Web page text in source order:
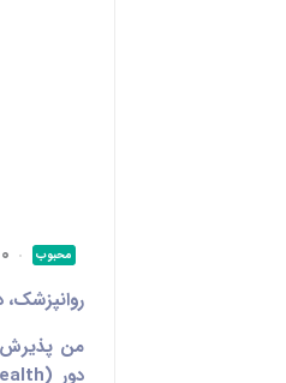
محبوب 0
من پذیرش